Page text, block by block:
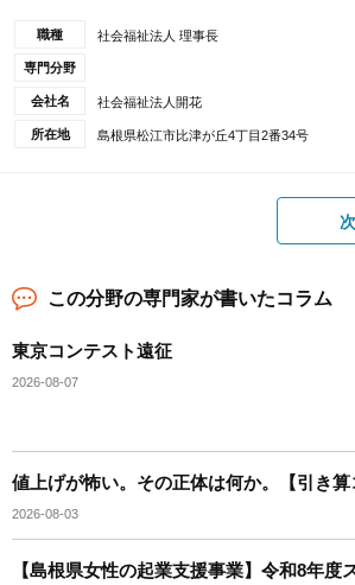
職種 社会福祉法人 理事長
専門分野
会社名 社会福祉法人開花
所在地 島根県松江市比津が丘4丁目2番34号
この分野の専門家が書いたコラム
東京コンテスト遠征
2026-08-07
値上げが怖い。その正体は何か。【引き算
2026-08-03
【島根県女性の起業支援事業】令和8年度